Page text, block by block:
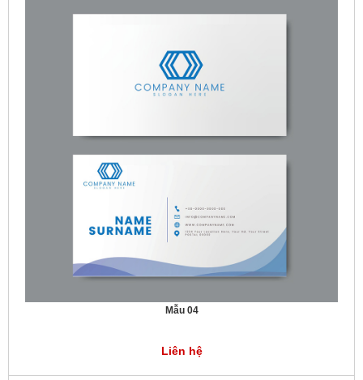
Mẫu 04
Liên hệ